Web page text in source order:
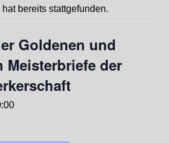
bereits stattgefunden.
Goldenen und
Meisterbriefe der